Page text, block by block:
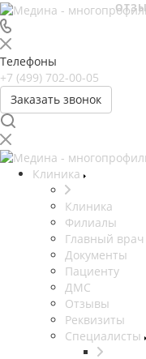
Телефоны
+7 (499) 702-00-05
Заказать звонок
Клиника
Клиника
Филиалы
Главный врач
Документы
Пациенту
ДМС
Отзывы
Реквизиты
Специалисты